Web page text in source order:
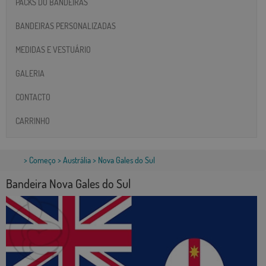
PACKS DO BANDEIRAS
BANDEIRAS PERSONALIZADAS
MEDIDAS E VESTUÁRIO
GALERIA
CONTACTO
CARRINHO
> Começo > Austrália> Nova Gales do Sul
Bandeira Nova Gales do Sul